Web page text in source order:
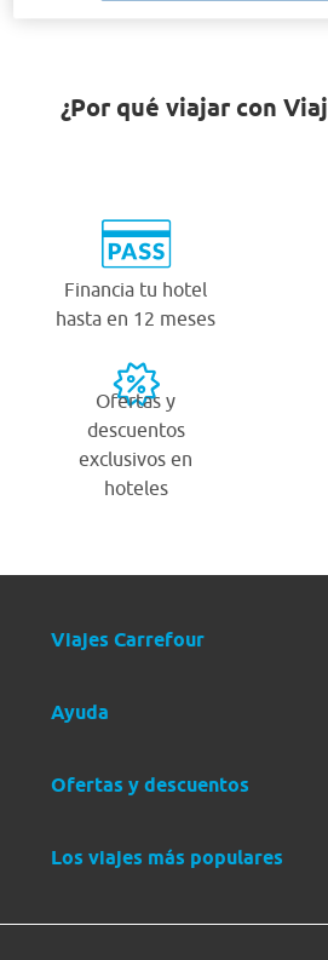
¿Por qué viajar con
Financia tu hotel
hasta en 12 meses
Ofertas y
descuentos
exclusivos en
hoteles
Viajes Carrefour
Ayuda
Ofertas y descuentos
Los viajes más populares